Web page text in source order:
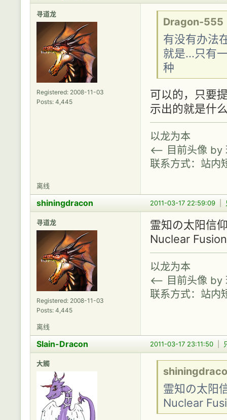
寻道龙
Registered: 2008-11-03
Posts: 4,445
Dragon-555
有没有办法
就是...只有
种
可以的，只要
示出的就是什
以龙为本
<-- 目前头像 by
联系方式：站内
离线
2011-03-17 22:59:09
shiningdracon
寻道龙
Registered: 2008-11-03
Posts: 4,445
霊知の太阳信
Nuclear
以龙为本
<-- 目前头像 by
联系方式：站内
离线
2011-03-17 23:11:50
Slain-Dracon
大觸
霊知の太阳
Nuclear